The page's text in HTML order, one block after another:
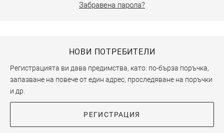
Забравена парола?
НОВИ ПОТРЕБИТЕЛИ
Регистрацията ви дава предимства, като: по-бърза поръчка,
запазване на повече от един адрес, проследяване на поръчки
и др.
РЕГИСТРАЦИЯ